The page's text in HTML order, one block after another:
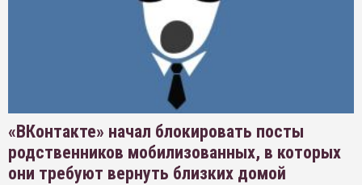
«ВКонтакте» начал блокировать посты
родственников мобилизованных, в которых
они требуют вернуть близких домой